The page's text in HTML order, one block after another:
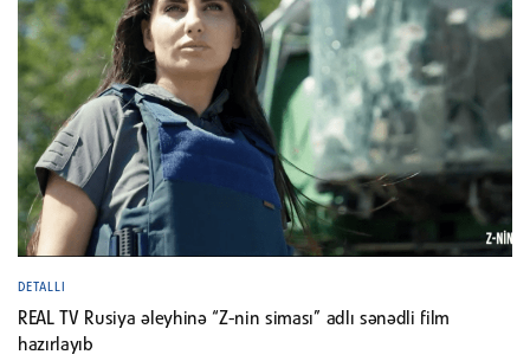
DETALLI
REAL TV Rusiya əleyhinə “Z-nin siması” adlı sənədli film
hazırlayıb